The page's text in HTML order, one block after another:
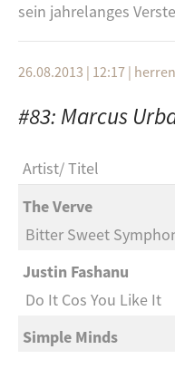
Buchtipp:
Das
kritisch kommentiert
Playlist:
Guantanamera
Fuck My Life 666-
Schönheitsideale
(I'm not coming to your)
Second Wave Goodbye
Hengstin- Jennifer
Life in the Fast Lane -
:
sein jahrelanges
26.08.2013 | 12:17 |
#83: Marcus
Artist Titel
The Verve
Bitter Sweet
Justin Fashanu
Do It Cos You Like It
Simple Minds